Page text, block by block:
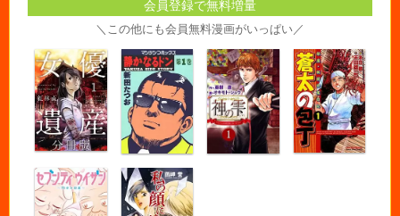
会員登録で無料増量
＼この他にも会員無料漫画がいっぱい／